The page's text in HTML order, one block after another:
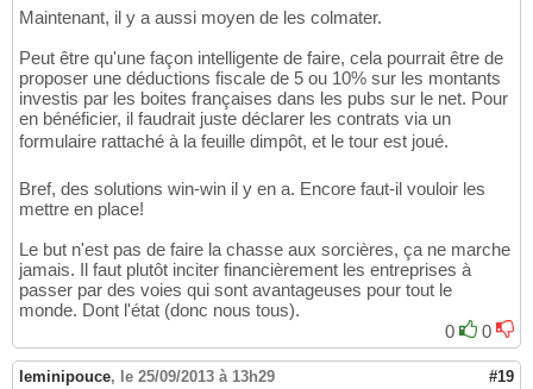
Maintenant, il y a aussi moyen de les colmater.
Peut être qu'une façon intelligente de faire, cela pourrait être de
proposer une déductions fiscale de 5 ou 10% sur les montants
investis par les boites françaises dans les pubs sur le net. Pour
en bénéficier, il faudrait juste déclarer les contrats via un
formulaire rattaché à la feuille dimpôt, et le tour est joué.
Bref, des solutions win-win il y en a. Encore faut-il vouloir les
mettre en place!
Le but n'est pas de faire la chasse aux sorcières, ça ne marche
jamais. Il faut plutôt inciter financièrement les entreprises à
passer par des voies qui sont avantageuses pour tout le
monde. Dont l'état (donc nous tous).
0
0
leminipouce, le 25/09/2013 à 13h29 #19